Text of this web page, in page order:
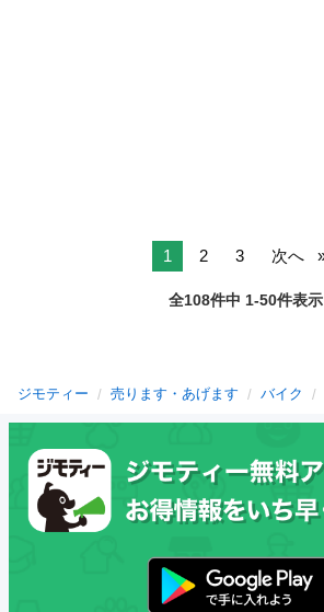
1 2 3 次へ
全108件中 1-50件表示
ジモティー 売ります・あげます バイク